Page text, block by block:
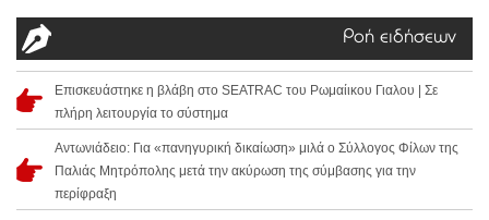
Ροή ειδήσεων
Επισκευάστηκε η βλάβη στο SEATRAC του Ρωμαίικου Γιαλου | Σε
πλήρη λειτουργία το σύστημα
Αντωνιάδειο: Για «πανηγυρική δικαίωση» μιλά ο Σύλλογος Φίλων της
Παλιάς Μητρόπολης μετά την ακύρωση της σύμβασης για την
περίφραξη